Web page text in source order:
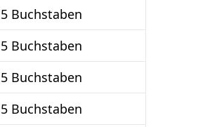
5 Buchstaben
5 Buchstaben
5 Buchstaben
5 Buchstaben